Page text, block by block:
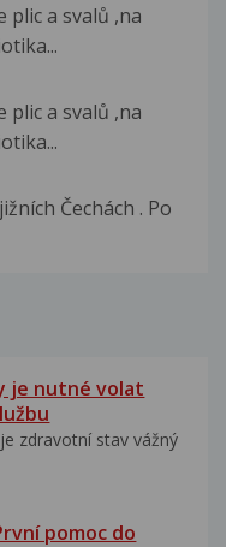
plic a svalů ,na
plic a svalů ,na
Čechách . Po
je nutné volat
zdravotní stav vážný
pomoc do